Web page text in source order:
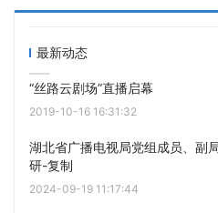
最新动态
“丝路云剧场”直播启幕
2019-10-16 16:31:32
湖北省广播电视局党组成员、副
研-复制
2024-09-19 11:17:44